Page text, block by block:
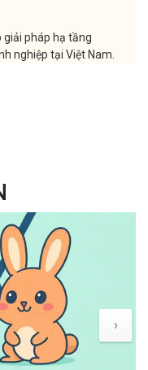
giải pháp hạ tầng
nghiệp tại Việt Nam.
›